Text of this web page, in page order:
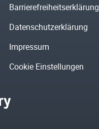
Barrierefreiheitserklärung
Datenschutzerklärung
Impressum
Cookie Einstellungen